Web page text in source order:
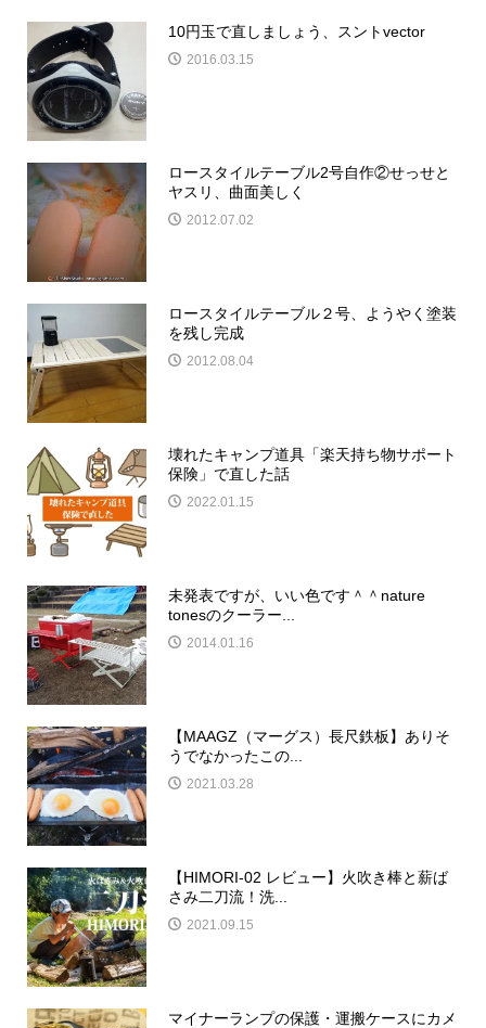
10円玉で直しましょう、スントvector
2016.03.15
ロースタイルテーブル2号自作②せっせと
ヤスリ、曲面美しく
2012.07.02
ロースタイルテーブル２号、ようやく塗装
を残し完成
2012.08.04
壊れたキャンプ道具「楽天持ち物サポート
保険」で直した話
2022.01.15
未発表ですが、いい色です＾＾nature
tonesのクーラー...
2014.01.16
【MAAGZ（マーグス）長尺鉄板】ありそ
うでなかったこの...
2021.03.28
【HIMORI-02 レビュー】火吹き棒と薪ば
さみ二刀流！洗...
2021.09.15
マイナーランプの保護・運搬ケースにカメ